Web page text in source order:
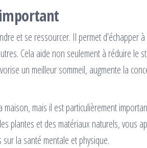
et se ressourcer. Il permet d’échapper à
Cela aide non seulement à réduire le
un meilleur sommeil, augmente la
mais il est particulièrement
plantes et des matériaux naturels, vous
la santé mentale et physique.